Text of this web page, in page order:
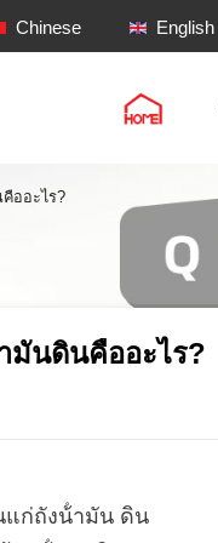
Chinese English
ออะไร?
มันดินคืออะไร?
แก่ถังน้ํามัน ดิน